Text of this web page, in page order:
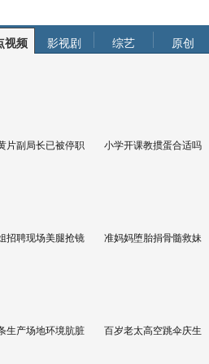
视频 影视剧 综艺 原创
片副局长已被停职 小学开课教掼蛋合适吗
招聘现场美腿抢镜 准妈妈堕胎捐骨髓救妹
生产场地环境肮脏 百岁老太高空跳伞庆生